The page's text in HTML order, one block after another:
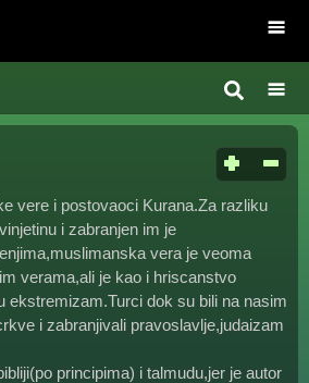
vere i postovaoci Kurana.Za razliku
i zabranjen im je
vera je veoma
verama,ali je kao i hriscanstvo
ekstremizam.Turci dok su bili na nasim
i zabranjivali pravoslavlje,judaizam
principima) i talmudu,jer je autor